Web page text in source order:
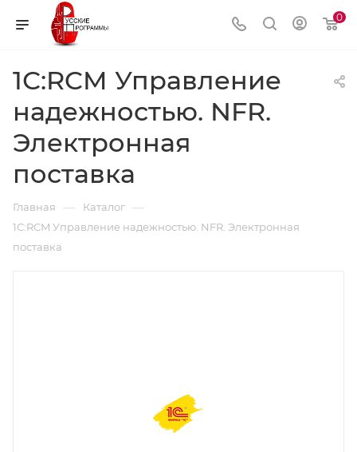
0
1С:RCM Управление
надежностью. NFR.
Электронная
поставка
Главная — Каталог —
1С:RCM Управление надежностью. NFR. Электронная
поставка